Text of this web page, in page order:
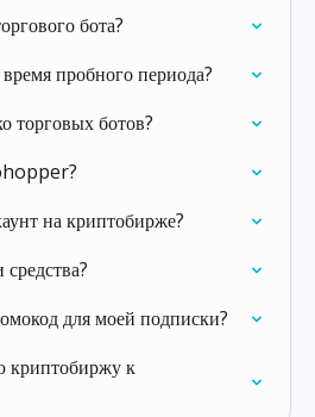
бота?
пробного периода?
торговых ботов?
на криптобирже?
средства?
для моей подписки?
криптобиржу к